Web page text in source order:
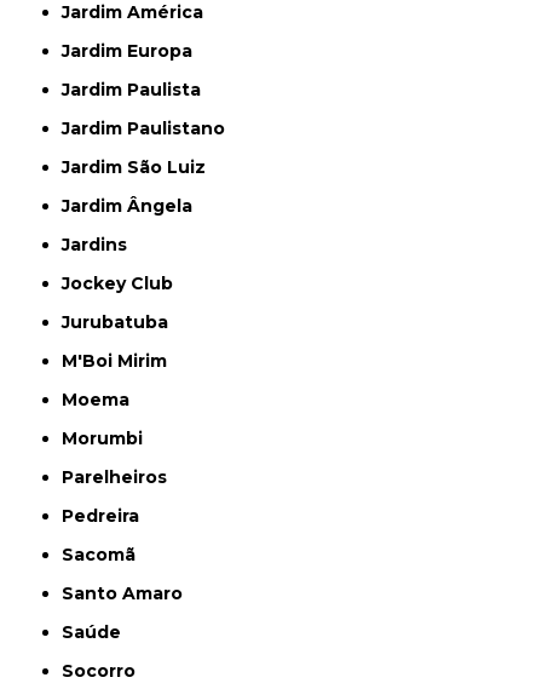
Jardim América
Jardim Europa
Jardim Paulista
Jardim Paulistano
Jardim São Luiz
Jardim Ângela
Jardins
Jockey Club
Jurubatuba
M'Boi Mirim
Moema
Morumbi
Parelheiros
Pedreira
Sacomã
Santo Amaro
Saúde
Socorro